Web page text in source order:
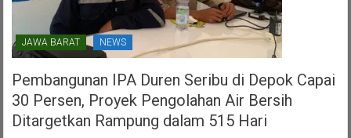
JAWA BARAT NEWS
Pembangunan IPA Duren Seribu di Depok Capai
30 Persen, Proyek Pengolahan Air Bersih
Ditargetkan Rampung dalam 515 Hari